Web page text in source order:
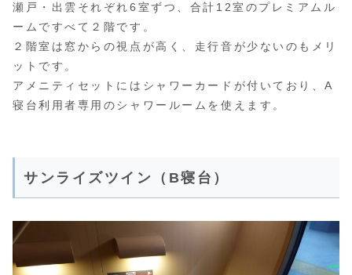
瀬戸・出雲それぞれ6室ずつ、合計12室のプレミアムル
ームですべて２階です。
２階室は窓からの視点が高く、走行音が少ないのもメリ
ットです。
アメニティセットにはシャワーカードが付いており、A
寝台利用者専用のシャワールームを使えます。
サンライズツイン（B寝台）